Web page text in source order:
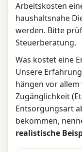
Arbeitskosten
haushaltsnahe
werden. Bitte
Steuerberatung.
Was kostet eine
Unsere
hängen vor
Zugänglichkeit
Entsorgungsart
bekommen,
realistische